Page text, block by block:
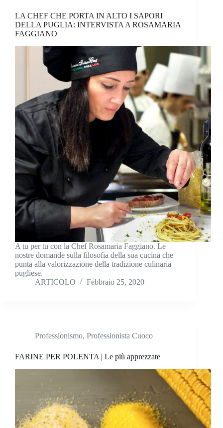
LA CHEF CHE PORTA IN ALTO I SAPORI
DELLA PUGLIA: INTERVISTA A ROSAMARIA
FAGGIANO
A tu per tu con la Chef Rosamaria Faggiano. Le
nostre domande sulla filosofia della sua cucina che
punta alla valorizzazione della tradizione culinaria
pugliese.
ARTICOLO
Febbraio 25, 2020
Professionismo, Professionista Cuoco
FARINE PER POLENTA | Le più apprezzate